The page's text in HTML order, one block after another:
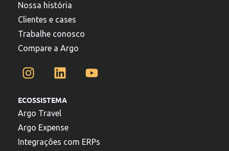
Nossa história
Clientes e cases
Trabalhe conosco
Compare a Argo
ECOSSISTEMA
Argo Travel
Argo Expense
Integrações com ERPs